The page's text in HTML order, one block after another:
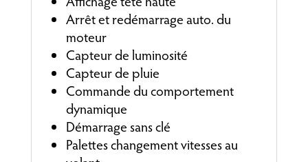
Arrêt et redémarrage auto. du
moteur
Capteur de luminosité
Capteur de pluie
Commande du comportement
dynamique
Démarrage sans clé
Palettes changement vitesses au